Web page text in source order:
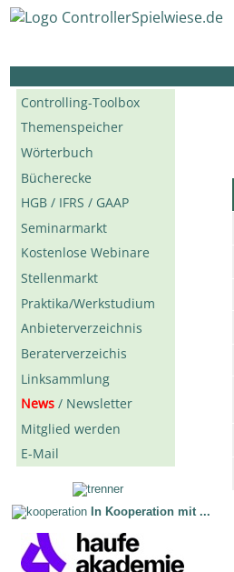
Controlling-Toolbox
Themenspeicher
Wörterbuch
Bücherecke
HGB / IFRS / GAAP
Seminarmarkt
Kostenlose Webinare
Stellenmarkt
Praktika/Werkstudium
Anbieterverzeichnis
Beraterverzeichis
Linksammlung
News / Newsletter
Mitglied werden
E-Mail
In Kooperation mit ...